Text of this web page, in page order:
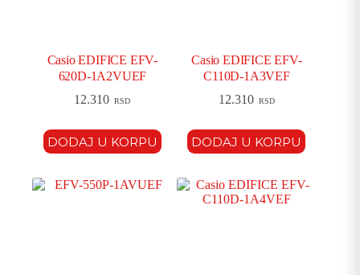
Casio EDIFICE EFV-
620D-1A2VUEF
12.310 RSD
DODAJ U KORPU
Casio EDIFICE EFV-
C110D-1A3VEF
12.310 RSD
DODAJ U KORPU